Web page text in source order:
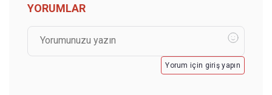
YORUMLAR
Yorum için giriş yapın